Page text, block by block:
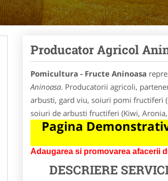
Producator Agricol
Pomicultura - Fructe Aninoasa
Aninoasa. Producatorii agricoli,
arbusti, gard viu, soiuri pomi fructiferi
soiuri de arbusti fructiferi (Kiwi, Aronia,
Pagina
Adaugarea si promovarea afacerii
DESCRIERE